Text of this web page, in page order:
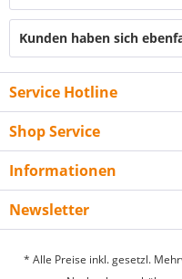
Kunden haben sich
Service Hotline
Shop Service
Informationen
Newsletter
* Alle Preise inkl. gesetzl.